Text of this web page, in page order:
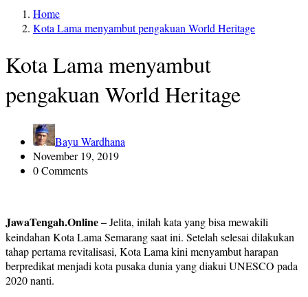
Home
Kota Lama menyambut pengakuan World Heritage
Kota Lama menyambut
pengakuan World Heritage
Bayu Wardhana
November 19, 2019
0 Comments
JawaTengah.Online –Jelita, inilah kata yang bisa mewakili
keindahan Kota Lama Semarang saat ini. Setelah selesai dilakukan
tahap pertama revitalisasi, Kota Lama kini menyambut harapan
berpredikat menjadi kota pusaka dunia yang diakui UNESCO pada
2020 nanti.